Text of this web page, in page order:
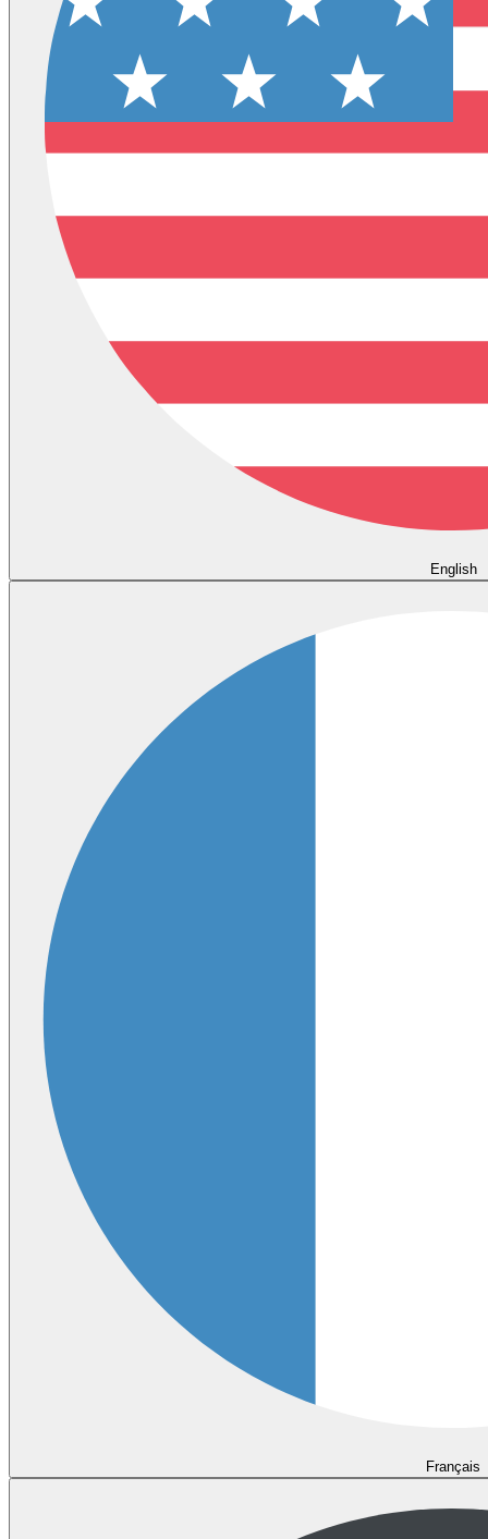
English
Français